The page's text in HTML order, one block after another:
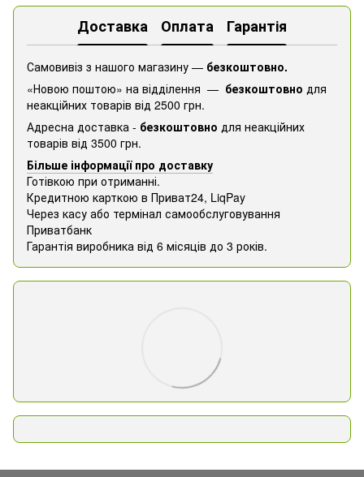
Доставка Оплата Гарантія
Самовивіз з нашого магазину — безкоштовно.
«Новою поштою» на відділення — безкоштовно для
неакційних товарів від 2500 грн.
Адресна доставка - безкоштовно для неакційних
товарів від 3500 грн.
Більше інформації про доставку
Готівкою при отриманні.
Кредитною карткою в Приват24, ​​LiqPay
Через касу або термінал самообслуговування
Приватбанк
Гарантія виробника від 6 місяців до 3 років.